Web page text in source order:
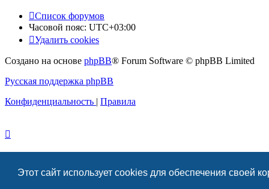
Этот сайт использует cookies для обеспечения своей
Список форумов
Часовой пояс: UTC+03:00
Удалить cookies
Создано на основе phpBB® Forum Software © phpBB Limited
Русская поддержка phpBB
Конфиденциальность | Правила